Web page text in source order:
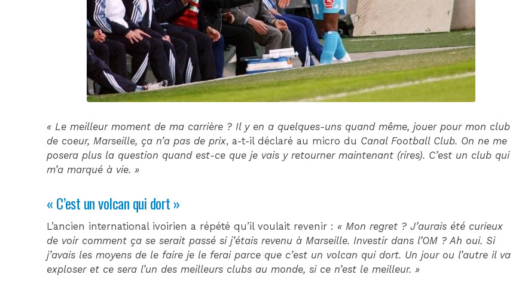
« Le meilleur moment de ma carrière ? Il y en a quelques-uns quand même, jouer pour mon club
de coeur, Marseille, ça n’a pas de prix, a-t-il déclaré au micro du Canal Football Club. On ne me
posera plus la question quand est-ce que je vais y retourner maintenant (rires). C’est un club qui
m’a marqué à vie. »
« C’est un volcan qui dort »
L’ancien international ivoirien a répété qu’il voulait revenir : « Mon regret ? J’aurais été curieux
de voir comment ça se serait passé si j’étais revenu à Marseille. Investir dans l’OM ? Ah oui. Si
j’avais les moyens de le faire je le ferai parce que c’est un volcan qui dort. Un jour ou l’autre il va
exploser et ce sera l’un des meilleurs clubs au monde, si ce n’est le meilleur. »
DIM 30 AOÛT
20H45
MONACO MARSEILLE